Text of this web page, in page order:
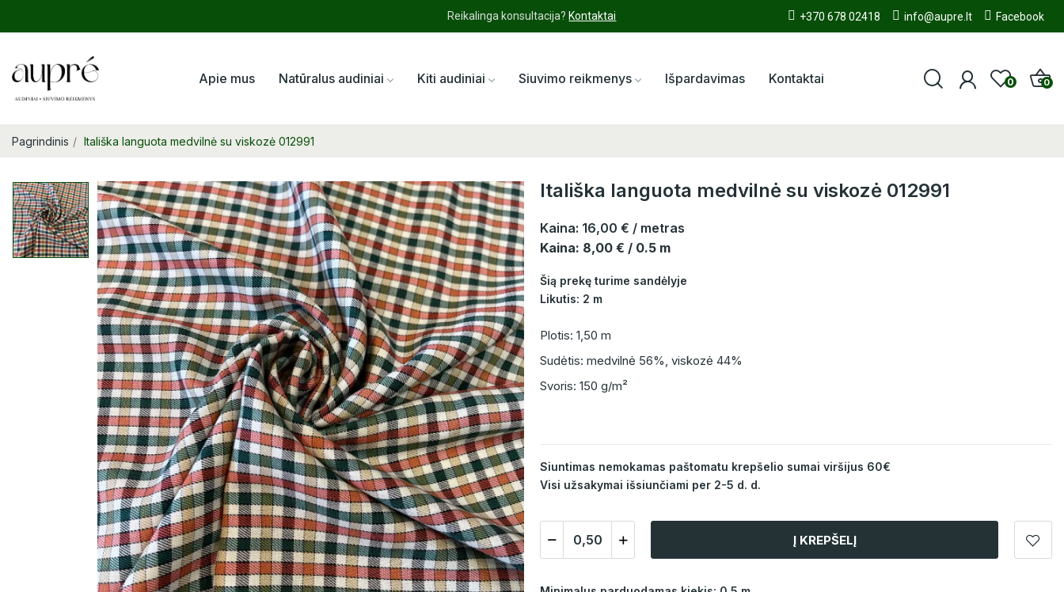
Reikalinga konsultacija? Kontaktai +370 678 02418 info@aupre.lt Facebook
Apie mus Natūralus audiniai Kiti audiniai Siuvimo reikmenys Išpardavimas Kontaktai 0 0
Pagrindinis Itališka languota medvilnė su viskozė 012991
Itališka languota medvilnė su viskozė 012991
Kaina: 16,00 € / metras
Kaina: 8,00 € / 0.5 m
Šią prekę turime sandėlyje
Likutis: 2 m
Plotis: 1,50 m
Sudėtis: medvilnė 56%, viskozė 44%
Svoris: 150 g/m²
Siuntimas nemokamas paštomatu krepšelio sumai viršijus 60€
Visi užsakymai išsiunčiami per 2-5 d. d.
Į KREPŠELĮ